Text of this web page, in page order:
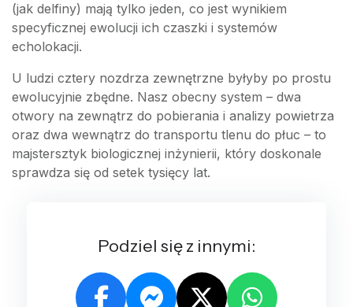
(jak delfiny) mają tylko jeden, co jest wynikiem
specyficznej ewolucji ich czaszki i systemów
echolokacji.
U ludzi cztery nozdrza zewnętrzne byłyby po prostu
ewolucyjnie zbędne. Nasz obecny system – dwa
otwory na zewnątrz do pobierania i analizy powietrza
oraz dwa wewnątrz do transportu tlenu do płuc – to
majstersztyk biologicznej inżynierii, który doskonale
sprawdza się od setek tysięcy lat.
Podziel się z innymi: